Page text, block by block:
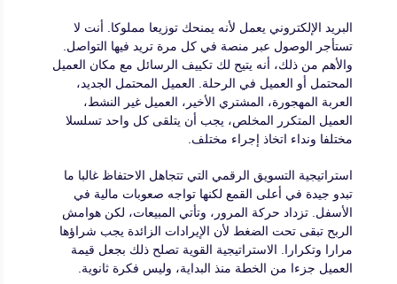
البريد الإلكتروني يعمل لأنه يمنحك توزيعا مملوكا. أنت لا
تستأجر الوصول عبر منصة في كل مرة تريد فيها التواصل.
والأهم من ذلك، أنه يتيح لك تكييف الرسائل مع مكان العميل
المحتمل أو العميل في الرحلة. العميل المحتمل الجديد،
العربة المهجورة، المشتري الأخير، العميل غير النشط،
العميل المتكرر المخلص، يجب أن يتلقى كل واحد تسلسلا
مختلفا ونداء اتخاذ إجراء مختلف.
استراتيجية التسويق الرقمي التي تتجاهل الاحتفاظ غالبا ما
تبدو جيدة في أعلى القمع لكنها تواجه صعوبات مالية في
الأسفل. تزداد حركة المرور، وتأتي المبيعات، لكن هوامش
الربح تبقى تحت الضغط لأن الإيرادات الزائدة يجب شراؤها
مرارا وتكرارا. الاستراتيجية القوية تصلح ذلك بجعل قيمة
العميل جزءا من الخطة منذ البداية، وليس فكرة ثانوية.